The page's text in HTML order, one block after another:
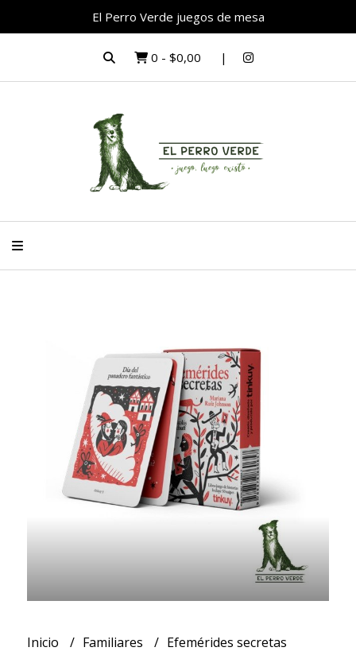
El Perro Verde juegos de mesa
0 - $0,00
Inicio Familiares Efemérides secretas